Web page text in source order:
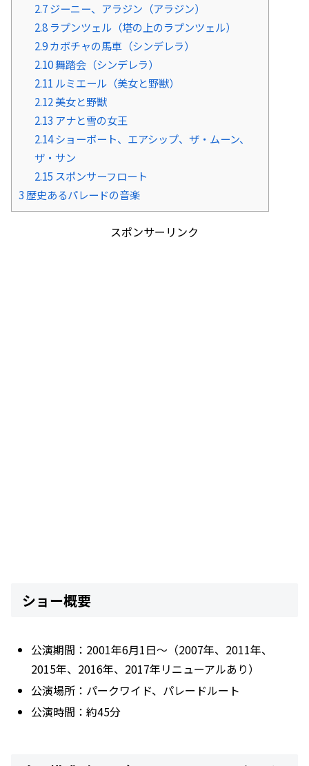
2.7ジーニー、アラジン（アラジン）
2.8ラプンツェル（塔の上のラプンツェル）
2.9カボチャの馬車（シンデレラ）
2.10舞踏会（シンデレラ）
2.11 ルミエール（美女と野獣）
2.12美女と野獣
2.13 アナと雪の女王
2.14ショーボート、エアシップ、ザ・ムーン、
ザ・サン
2.15 スポンサーフロート
3 歴史あるパレードの音楽
スポンサーリンク
ショー概要
公演期間：2001年6月1日〜（2007年、2011年、
2015年、2016年、2017年リニューアルあり）
公演場所：パークワイド、パレードルート
公演時間：約45分